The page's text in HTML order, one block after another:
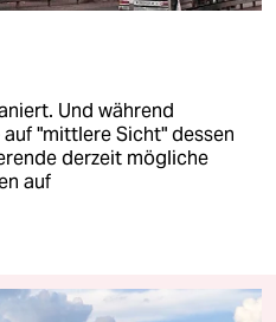
Und während
"mittlere Sicht" dessen
derzeit mögliche
auf